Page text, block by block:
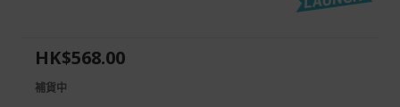
images
gallery
the
images
gallery
HK$568.00
補貨中